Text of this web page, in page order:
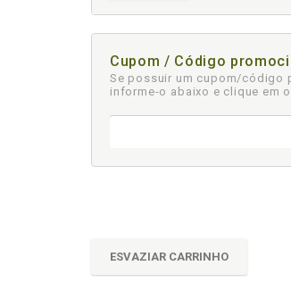
Cupom / Código
Se possuir um cupom/código
informe-o abaixo e clique em
ESVAZIAR CARRINHO